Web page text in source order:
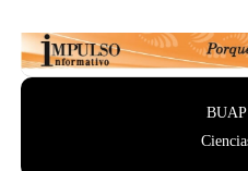
BUAP